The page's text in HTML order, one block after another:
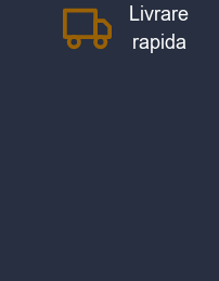
Livrare
rapida